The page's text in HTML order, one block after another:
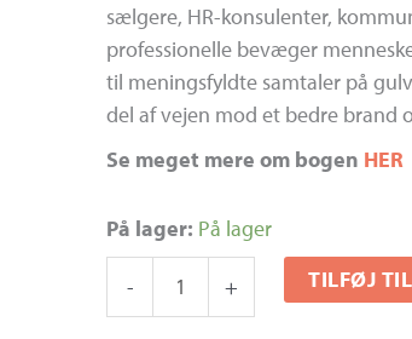
sælgere, HR-konsulenter,
professionelle bevæger
til meningsfyldte samtaler på
del af vejen mod et bedre brand
Se meget mere om bogen HER
På lager: På lager
-
Strategisk
storytelling
praksis
+ TILFØJ